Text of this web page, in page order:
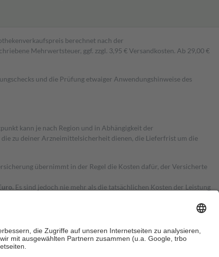
berechnet nach der
Mehrwertsteuer, ggf. zzgl. 3,95 € Versandkosten. Ab 29,00 €
und die Prüfung etwaiger Anwendungshinweise des
kann je nach Region und in Abhängigkeit der
zu deiner Arzneimittelsicherheit dienen, die Lieferfrist um die
übernimmt in der Regel die Kosten dafür, der Versicherte
Es sind jedoch nie mehr als die tatsächlichen Kosten der Leistung
Zuzahlungen an bei: